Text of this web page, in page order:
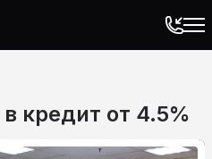
кредит от 4.5%